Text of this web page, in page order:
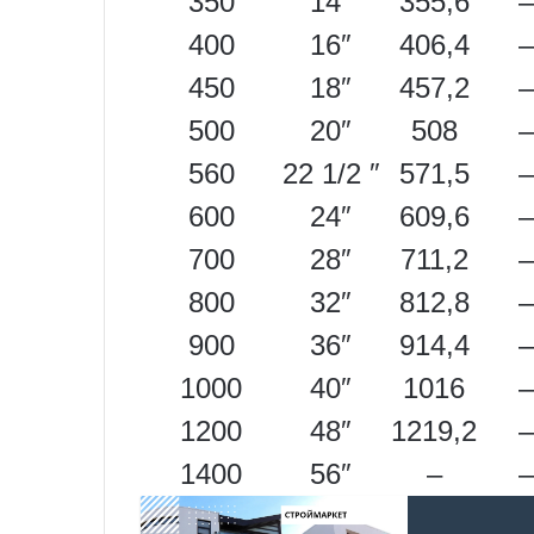
400
16″ 406,4
–
450
18″ 457,2
–
500
20″ 508
–
560
22 1/2 ″ 571,5
–
600
24″ 609,6
–
700
28″ 711,2
–
800
32″ 812,8
–
900
36″ 914,4
–
1000
40″ 1016
–
1200
48″ 1219,2
–
1400
56″ – –